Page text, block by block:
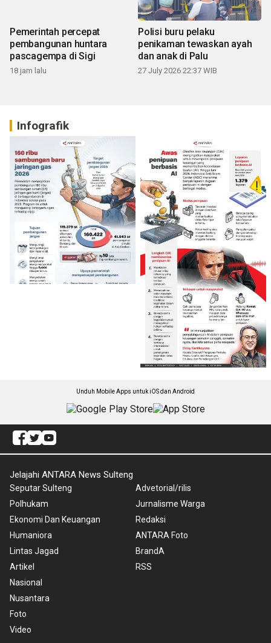
Pemerintah percepat
pembangunan huntara
pascagempa di Sigi
18 jam lalu
Polisi buru pelaku
penikaman tewaskan ayah
dan anak di Palu
27 July 2026 22:37 WIB
Infografik
Unduh Mobile Apps untuk iOS dan Android
Jelajahi ANTARA News Sulteng
Seputar Sulteng
Polhukam
Ekonomi Dan Keuangan
Humaniora
Lintas Jagad
Artikel
Nasional
Nusantara
Foto
Video
Advetorial/rilis
Jurnalisme Warga
Redaksi
ANTARA Foto
BrandA
RSS